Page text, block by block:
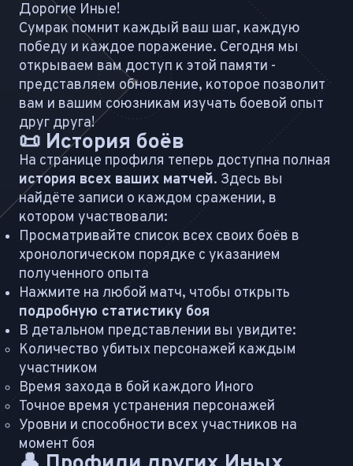
Дорогие Иные!
Сумрак помнит каждый ваш шаг, каждую
победу и каждое поражение. Сегодня мы
открываем вам доступ к этой памяти -
представляем обновление, которое позволит
вам и вашим союзникам изучать боевой опыт
друг друга!
📜 История боёв
На странице профиля теперь доступна полная
история всех ваших матчей. Здесь вы
найдёте записи о каждом сражении, в
котором участвовали:
Просматривайте список всех своих боёв в
хронологическом порядке с указанием
полученного опыта
Нажмите на любой матч, чтобы открыть
подробную статистику боя
В детальном представлении вы увидите:
Количество убитых персонажей каждым
участником
Время захода в бой каждого Иного
Точное время устранения персонажей
Уровни и способности всех участников на
момент боя